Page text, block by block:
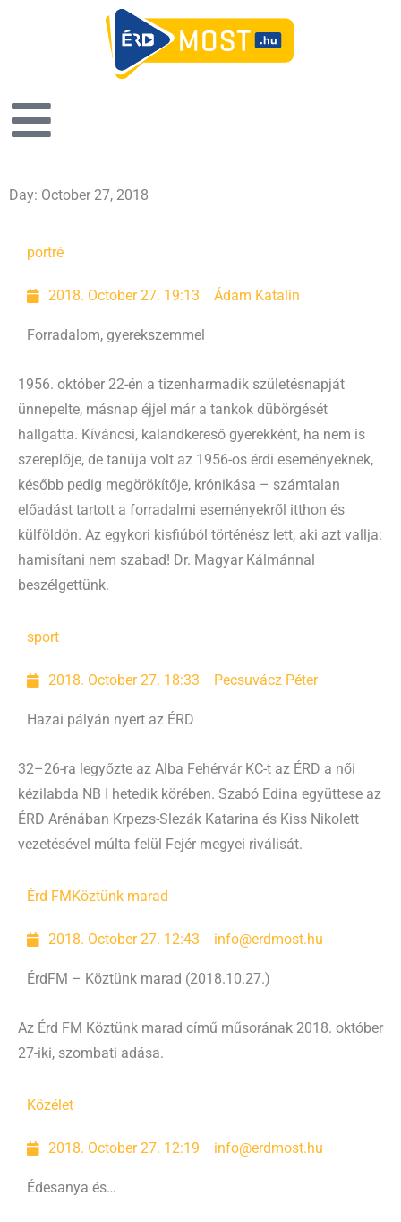
Day: October 27, 2018
portré
2018. October 27. 19:13 Ádám Katalin
Forradalom, gyerekszemmel
1956. október 22-én a tizenharmadik születésnapját
ünnepelte, másnap éjjel már a tankok dübörgését
hallgatta. Kíváncsi, kalandkereső gyerekként, ha nem is
szereplője, de tanúja volt az 1956-os érdi eseményeknek,
később pedig megörökítője, krónikása – számtalan
előadást tartott a forradalmi eseményekről itthon és
külföldön. Az egykori kisfiúból történész lett, aki azt vallja:
hamisítani nem szabad! Dr. Magyar Kálmánnal
beszélgettünk.
sport
2018. October 27. 18:33 Pecsuvácz Péter
Hazai pályán nyert az ÉRD
32–26-ra legyőzte az Alba Fehérvár KC-t az ÉRD a női
kézilabda NB I hetedik körében. Szabó Edina együttese az
ÉRD Arénában Krpezs-Slezák Katarina és Kiss Nikolett
vezetésével múlta felül Fejér megyei riválisát.
Érd FM Köztünk marad
2018. October 27. 12:43 info@erdmost.hu
ÉrdFM – Köztünk marad (2018.10.27.)
Az Érd FM Köztünk marad című műsorának 2018. október
27-iki, szombati adása.
Közélet
2018. October 27. 12:19 info@erdmost.hu
Édesanya és…